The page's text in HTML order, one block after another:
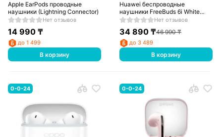
Apple EarPods проводные
наушники (Lightning Connector)
Нет отзывов
14 990₸
до 1 499
В корзину
Huawei беспроводные
наушники FreeBuds 6i White
(Orca-T100)Нет отзывов
34 890 ₸46 990₸
до 3 489
В корзину
0-0-24 0-0-24